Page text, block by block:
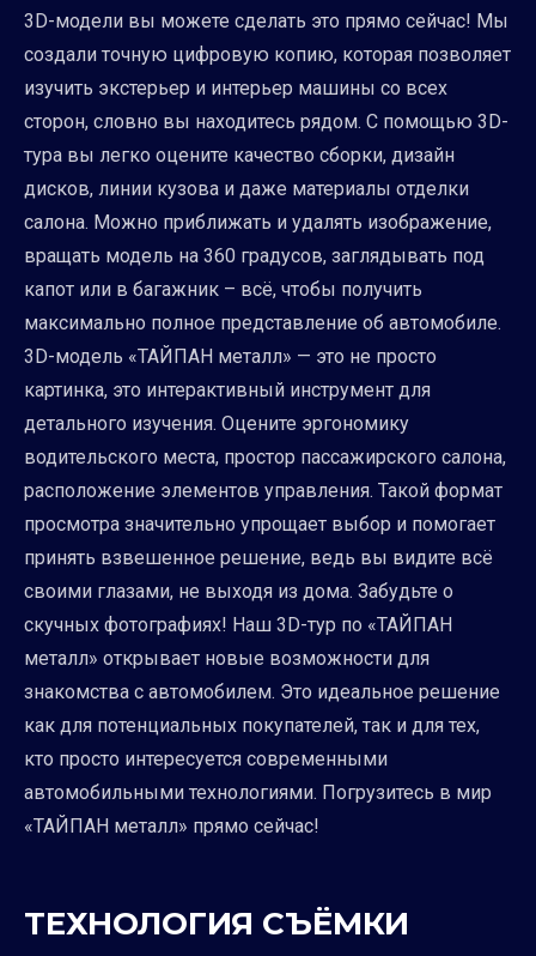
3D-модели вы можете сделать это прямо сейчас! Мы
создали точную цифровую копию, которая позволяет
изучить экстерьер и интерьер машины со всех
сторон, словно вы находитесь рядом. С помощью 3D-
тура вы легко оцените качество сборки, дизайн
дисков, линии кузова и даже материалы отделки
салона. Можно приближать и удалять изображение,
вращать модель на 360 градусов, заглядывать под
капот или в багажник – всё, чтобы получить
максимально полное представление об автомобиле.
3D-модель «ТАЙПАН металл» — это не просто
картинка, это интерактивный инструмент для
детального изучения. Оцените эргономику
водительского места, простор пассажирского салона,
расположение элементов управления. Такой формат
просмотра значительно упрощает выбор и помогает
принять взвешенное решение, ведь вы видите всё
своими глазами, не выходя из дома. Забудьте о
скучных фотографиях! Наш 3D-тур по «ТАЙПАН
металл» открывает новые возможности для
знакомства с автомобилем. Это идеальное решение
как для потенциальных покупателей, так и для тех,
кто просто интересуется современными
автомобильными технологиями. Погрузитесь в мир
«ТАЙПАН металл» прямо сейчас!
ТЕХНОЛОГИЯ СЪЁМКИ